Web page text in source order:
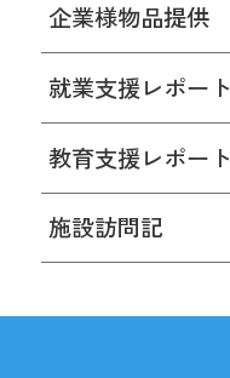
企業様物品提供
就業支援レポート
教育支援レポート
施設訪問記